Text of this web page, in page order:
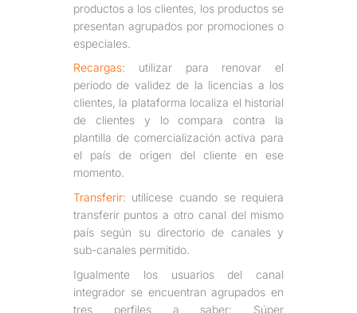
productos a los clientes, los productos se
presentan agrupados por promociones o
especiales.
Recargas: utilizar para renovar el
periodo de validez de la licencias a los
clientes, la plataforma localiza el historial
de clientes y lo compara contra la
plantilla de comercialización activa para
el país de origen del cliente en ese
momento.
Transferir: utilícese cuando se requiera
transferir puntos a otro canal del mismo
país según su directorio de canales y
sub-canales permitido.
Igualmente los usuarios del canal
integrador se encuentran agrupados en
tres perfiles a saber: Súper